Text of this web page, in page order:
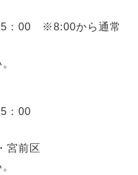
：00 ※8:00から通常
：00
宮前区